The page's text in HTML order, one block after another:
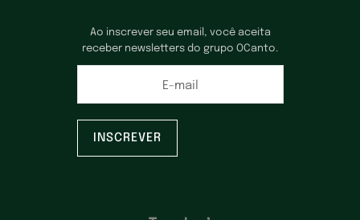
Ao inscrever seu email, você aceita
receber newsletters do grupo OCanto.
E-mail
INSCREVER